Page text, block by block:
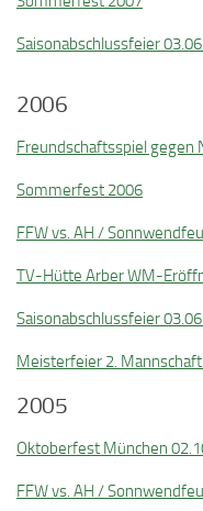
Saisonabschlussfeier
2006
Freundschaftsspiel gegen
Sommerfest 2006
FFW vs. AH /
TV-Hütte Arber WM-
Saisonabschlussfeier
Meisterfeier 2.
2005
Oktoberfest München
FFW vs. AH /